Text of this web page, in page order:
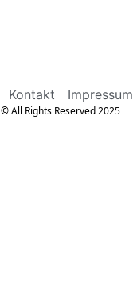
Kontakt Impressum
© All Rights Reserved 2025